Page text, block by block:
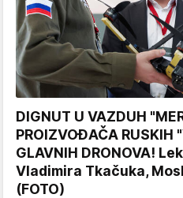
DIGNUT U VAZDUH
PROIZVOĐAČA RUSKIH
GLAVNIH DRONOVA!
Vladimira Tkačuka,
(FOTO)